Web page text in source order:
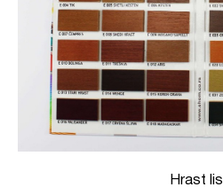
Hrast